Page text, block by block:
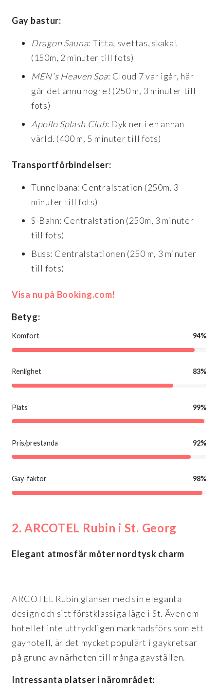
Gay bastur:
Dragon Sauna: Titta, svettas, skaka!
(150m, 2 minuter till fots)
MEN’s Heaven Spa: Cloud 7 var igår, här
går det ännu högre! (250 m, 3 minuter till
fots)
Apollo Splash Club: Dyk ner i en annan
värld. (400 m, 5 minuter till fots)
Transportförbindelser:
Tunnelbana: Centralstation (250m, 3
minuter till fots)
S-Bahn: Centralstation (250m, 3 minuter
till fots)
Buss: Centralstationen (250 m, 3 minuter
till fots)
Visa nu på Booking.com!
Betyg:
Komfort 94%
Renlighet 83%
Plats 99%
Pris/prestanda 92%
Gay-faktor 98%
2. ARCOTEL Rubin i St. Georg
Elegant atmosfär möter nordtysk charm
ARCOTEL Rubin glänser med sin eleganta
design och sitt förstklassiga läge i St. Även om
hotellet inte uttryckligen marknadsförs som ett
gayhotell, är det mycket populärt i gaykretsar
på grund av närheten till många gayställen.
Intressanta platser i närområdet: